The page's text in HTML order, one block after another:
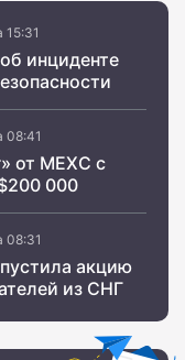
15:31
инциденте
08:41
от MEXC с
000
08:31
акцию
из СНГ